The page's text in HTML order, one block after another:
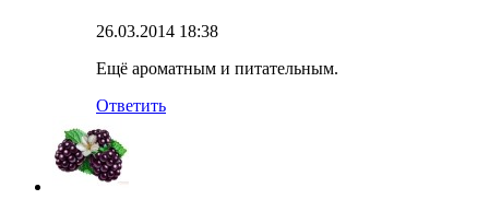
26.03.2014 18:38
Ещё ароматным и питательным.
Ответить